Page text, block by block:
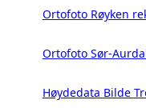
Ortofoto Røyken
Ortofoto Sør-
Høydedata Bilde